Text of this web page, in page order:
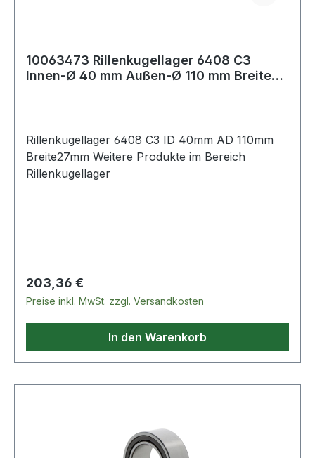
10063473 Rillenkugellager 6408 C3
Innen-Ø 40 mm Außen-Ø 110 mm Breite27
Rillenkugellager 6408 C3 ID 40mm AD 110mm
Breite27mm Weitere Produkte im Bereich
Rillenkugellager
Regulärer Preis:
203,36 €
Preise inkl. MwSt. zzgl. Versandkosten
In den Warenkorb